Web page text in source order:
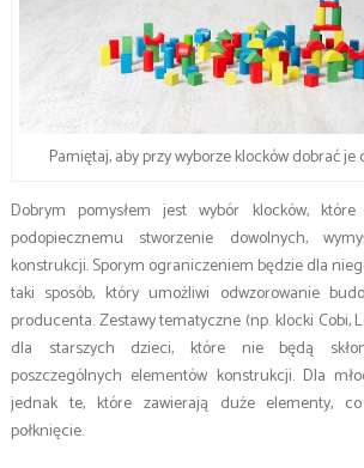
Pamiętaj, aby przy wyborze klocków dobrać
Dobrym pomysłem jest wybór klocków,
podopiecznemu stworzenie dowolnych,
konstrukcji. Sporym ograniczeniem będzie dla
taki sposób, który umożliwi odwzorowanie
producenta. Zestawy tematyczne (np. klocki Cobi,
dla starszych dzieci, które nie będą
poszczególnych elementów konstrukcji. Dla
jednak te, które zawierają duże elementy,
połknięcie.